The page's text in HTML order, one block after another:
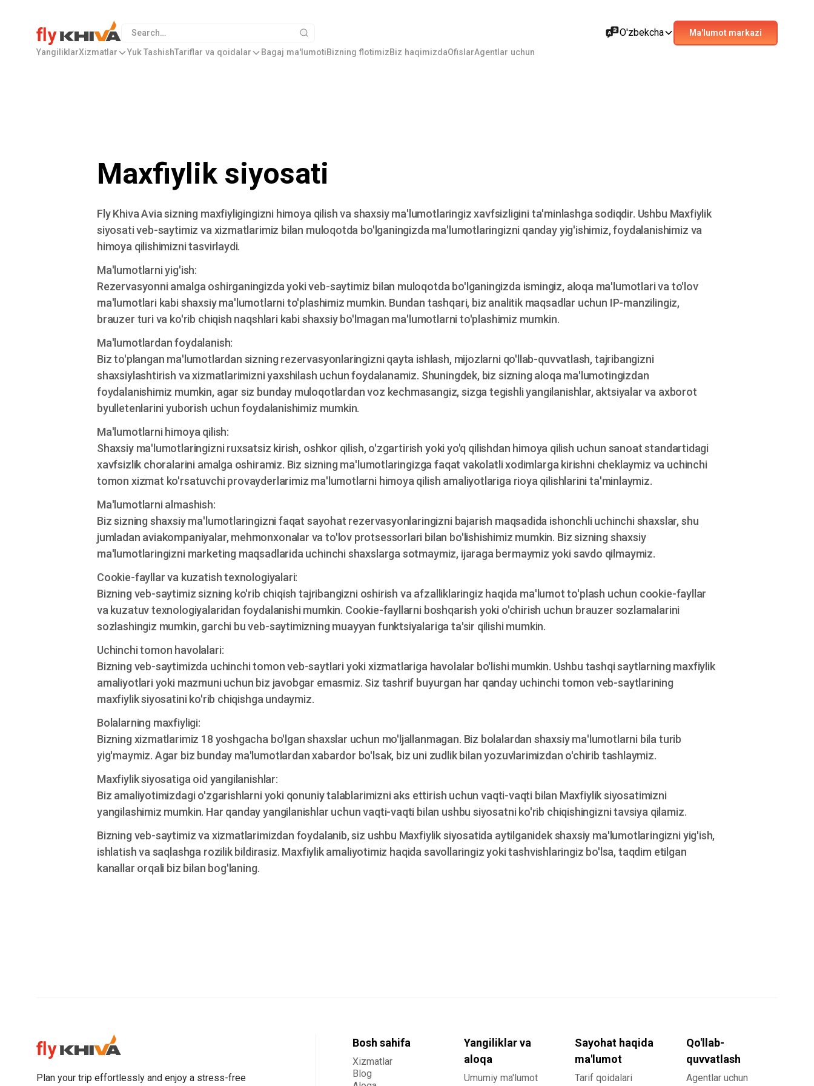
O'zbekcha Ma'lumot markazi
YangiliklarXizmatlar Yuk TashishTariflar va qoidalar Bagaj ma'lumotiBizning flotimizBiz haqimizdaOfislarAgentlar uchun
Maxfiylik siyosati
Fly Khiva Avia sizning maxfiyligingizni himoya qilish va shaxsiy ma'lumotlaringiz xavfsizligini ta'minlashga sodiqdir. Ushbu Maxfiylik
siyosati veb-saytimiz va xizmatlarimiz bilan muloqotda bo'lganingizda ma'lumotlaringizni qanday yig'ishimiz, foydalanishimiz va
himoya qilishimizni tasvirlaydi.
Ma'lumotlarni yig'ish:
Rezervasyonni amalga oshirganingizda yoki veb-saytimiz bilan muloqotda bo'lganingizda ismingiz, aloqa ma'lumotlari va to'lov
ma'lumotlari kabi shaxsiy ma'lumotlarni to'plashimiz mumkin. Bundan tashqari, biz analitik maqsadlar uchun IP-manzilingiz,
brauzer turi va ko'rib chiqish naqshlari kabi shaxsiy bo'lmagan ma'lumotlarni to'plashimiz mumkin.
Ma'lumotlardan foydalanish:
Biz to'plangan ma'lumotlardan sizning rezervasyonlaringizni qayta ishlash, mijozlarni qo'llab-quvvatlash, tajribangizni
shaxsiylashtirish va xizmatlarimizni yaxshilash uchun foydalanamiz. Shuningdek, biz sizning aloqa ma'lumotingizdan
foydalanishimiz mumkin, agar siz bunday muloqotlardan voz kechmasangiz, sizga tegishli yangilanishlar, aktsiyalar va axborot
byulletenlarini yuborish uchun foydalanishimiz mumkin.
Ma'lumotlarni himoya qilish:
Shaxsiy ma'lumotlaringizni ruxsatsiz kirish, oshkor qilish, o'zgartirish yoki yo'q qilishdan himoya qilish uchun sanoat standartidagi
xavfsizlik choralarini amalga oshiramiz. Biz sizning ma'lumotlaringizga faqat vakolatli xodimlarga kirishni cheklaymiz va uchinchi
tomon xizmat ko'rsatuvchi provayderlarimiz ma'lumotlarni himoya qilish amaliyotlariga rioya qilishlarini ta'minlaymiz.
Ma'lumotlarni almashish:
Biz sizning shaxsiy ma'lumotlaringizni faqat sayohat rezervasyonlaringizni bajarish maqsadida ishonchli uchinchi shaxslar, shu
jumladan aviakompaniyalar, mehmonxonalar va to'lov protsessorlari bilan bo'lishishimiz mumkin. Biz sizning shaxsiy
ma'lumotlaringizni marketing maqsadlarida uchinchi shaxslarga sotmaymiz, ijaraga bermaymiz yoki savdo qilmaymiz.
Cookie-fayllar va kuzatish texnologiyalari:
Bizning veb-saytimiz sizning ko'rib chiqish tajribangizni oshirish va afzalliklaringiz haqida ma'lumot to'plash uchun cookie-fayllar
va kuzatuv texnologiyalaridan foydalanishi mumkin. Cookie-fayllarni boshqarish yoki o'chirish uchun brauzer sozlamalarini
sozlashingiz mumkin, garchi bu veb-saytimizning muayyan funktsiyalariga ta'sir qilishi mumkin.
Uchinchi tomon havolalari:
Bizning veb-saytimizda uchinchi tomon veb-saytlari yoki xizmatlariga havolalar bo'lishi mumkin. Ushbu tashqi saytlarning maxfiylik
amaliyotlari yoki mazmuni uchun biz javobgar emasmiz. Siz tashrif buyurgan har qanday uchinchi tomon veb-saytlarining
maxfiylik siyosatini ko'rib chiqishga undaymiz.
Bolalarning maxfiyligi:
Bizning xizmatlarimiz 18 yoshgacha bo'lgan shaxslar uchun mo'ljallanmagan. Biz bolalardan shaxsiy ma'lumotlarni bila turib
yig'maymiz. Agar biz bunday ma'lumotlardan xabardor bo'lsak, biz uni zudlik bilan yozuvlarimizdan o'chirib tashlaymiz.
Maxfiylik siyosatiga oid yangilanishlar:
Biz amaliyotimizdagi o'zgarishlarni yoki qonuniy talablarimizni aks ettirish uchun vaqti-vaqti bilan Maxfiylik siyosatimizni
yangilashimiz mumkin. Har qanday yangilanishlar uchun vaqti-vaqti bilan ushbu siyosatni ko'rib chiqishingizni tavsiya qilamiz.
Bizning veb-saytimiz va xizmatlarimizdan foydalanib, siz ushbu Maxfiylik siyosatida aytilganidek shaxsiy ma'lumotlaringizni yig'ish,
ishlatish va saqlashga rozilik bildirasiz. Maxfiylik amaliyotimiz haqida savollaringiz yoki tashvishlaringiz bo'lsa, taqdim etilgan
kanallar orqali biz bilan bog'laning.
Plan your trip effortlessly and enjoy a stress-free
Bosh sahifa
Xizmatlar
Blog
Yangiliklar va
aloqa
Umumiy ma'lumot
Sayohat haqida
ma'lumot
Tarif qoidalari
Qo'llab-
quvvatlash
Agentlar uchun